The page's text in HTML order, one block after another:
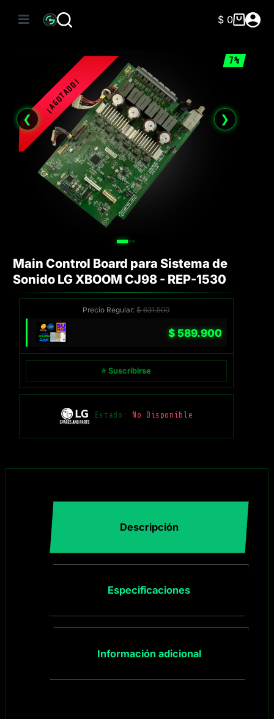
Carro
$0
7%
❮ ❯
Main Control Board para Sistema de
Sonido LG XBOOM CJ98 - REP-1530
Precio Regular:$631.500
$589.900
⭐ Suscribirse
Estado: No Disponible
Descripción
Especificaciones
Información adicional